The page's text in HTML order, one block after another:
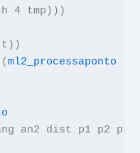
4 tmp )))
t ))
ml2_processaponto
an2 dist p1 p2 p3